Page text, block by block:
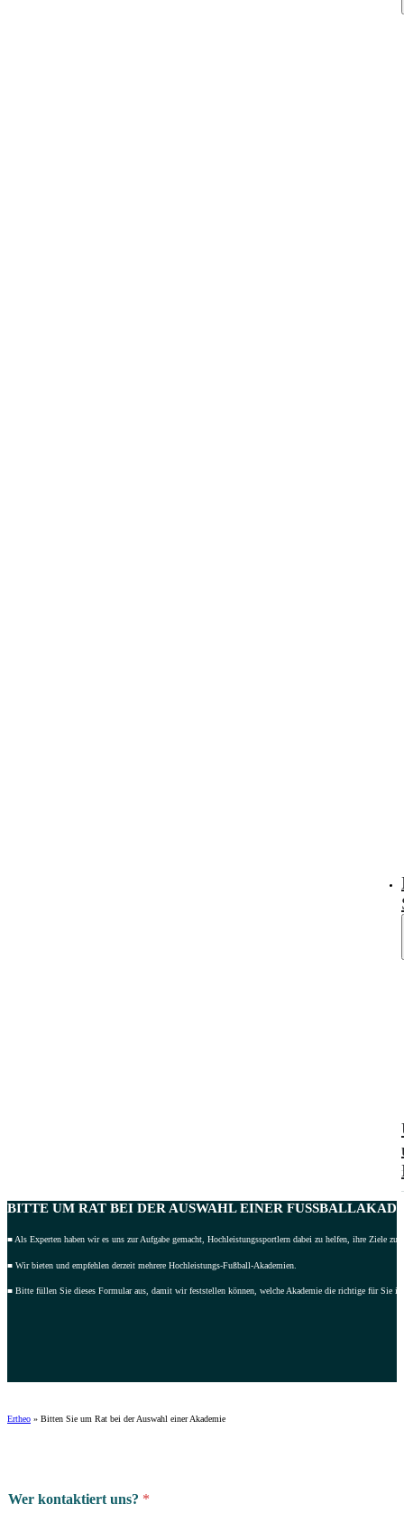
BITTE UM RAT BEI DER AUSWAHL EINER
■ Als Experten haben wir es uns zur Aufgabe gemacht, Hochleistungssportlern dabei zu helfen, ihre Ziele
■ Wir bieten und empfehlen derzeit mehrere Hochleistungs-Fußball-Akademien.
■ Bitte füllen Sie dieses Formular aus, damit wir feststellen können, welche Akademie die richtige für Sie
Ertheo » Bitten Sie um Rat bei der Auswahl einer Akademie
Wer kontaktiert uns? *